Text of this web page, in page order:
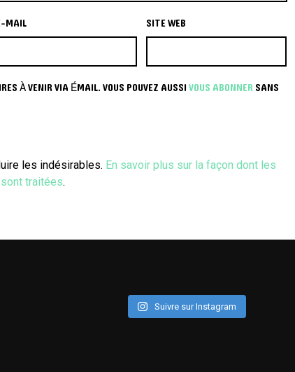
MAIL SITE WEB
À VENIR VIA ÉMAIL. VOUS POUVEZ AUSSIVOUS ABONNERSANS
les indésirables. En savoir plus sur la façon dont les
traitées.
Suivre sur Instagram